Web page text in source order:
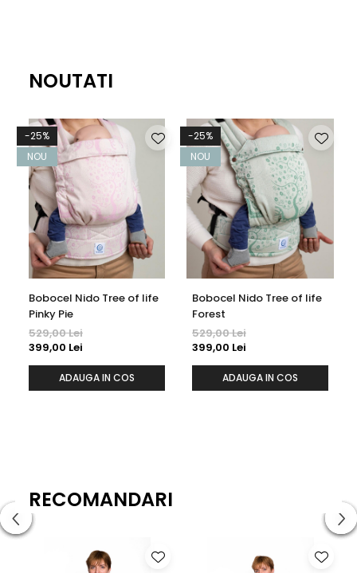
NOUTATI
-25%
NOU
Bobocel Nido Tree of life
Pinky Pie
529,00 Lei
399,00 Lei
ADAUGA IN COS
-25%
NOU
Bobocel Nido Tree of life
Forest
529,00 Lei
399,00 Lei
ADAUGA IN COS
RECOMANDARI